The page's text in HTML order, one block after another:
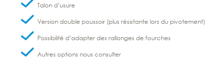
Talon d’usure
Version double poussoir (plus résistante lors du pivotement)
Possibilité d’adapter des rallonges de fourches
Autres options nous consulter